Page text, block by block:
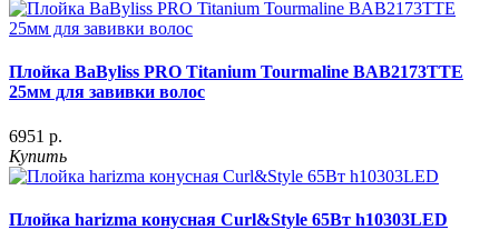
Плойка BaByliss PRO Titanium Tourmaline BAB2173TTE
25мм для завивки волос
6951 р.
Купить
Плойка harizma конусная Curl&Style 65Вт h10303LED